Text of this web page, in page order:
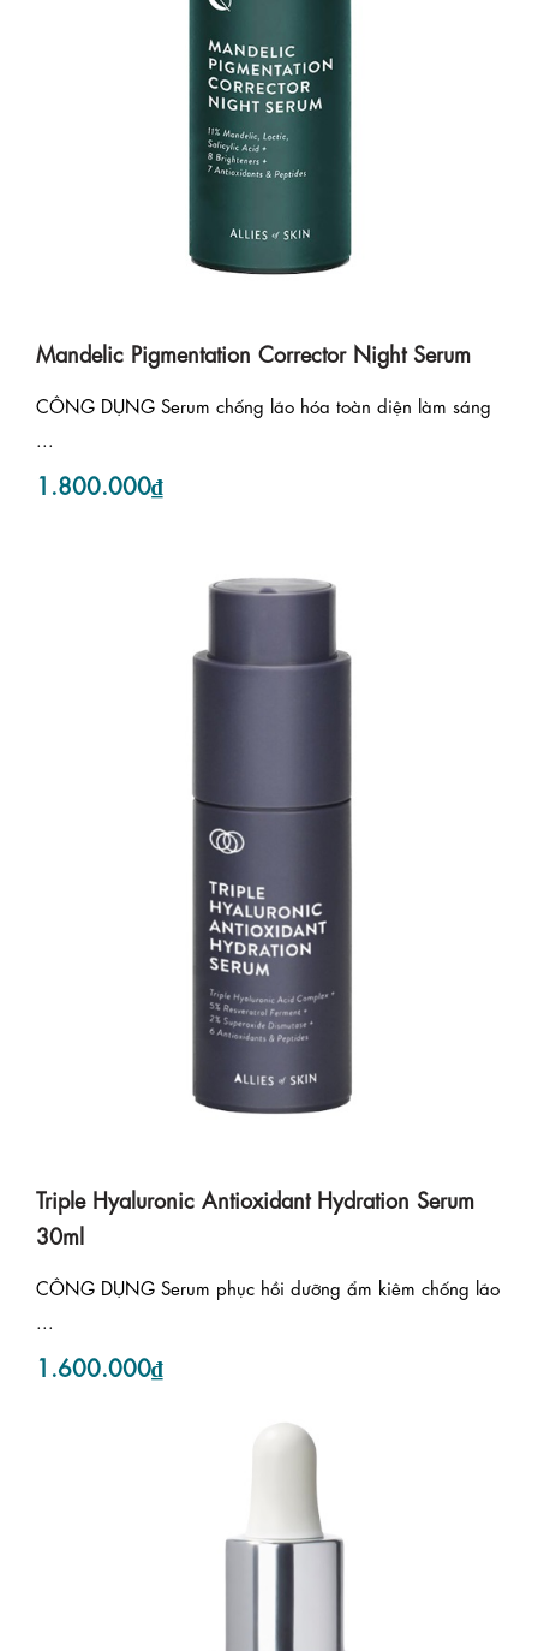
Mandelic Pigmentation Corrector Night Serum
CÔNG DỤNG Serum chống lão hóa toàn diện làm sáng
...
1.800.000₫
Triple Hyaluronic Antioxidant Hydration Serum
30ml
CÔNG DỤNG Serum phục hồi dưỡng ẩm kiêm chống lão
1.600.000₫